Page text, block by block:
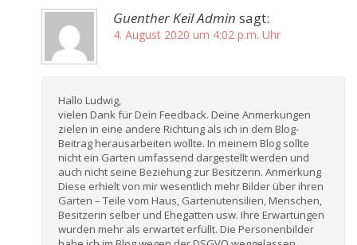
Guenther Keil Admin sagt:
4. August 2020 um 4:02 p.m. Uhr
Hallo Ludwig,
vielen Dank für Dein Feedback. Deine Anmerkungen
zielen in eine andere Richtung als ich in dem Blog-
Beitrag herausarbeiten wollte. In meinem Blog sollte
nicht ein Garten umfassend dargestellt werden und
auch nicht seine Beziehung zur Besitzerin. Anmerkung
Diese erhielt von mir wesentlich mehr Bilder über ihren
Garten – Teile vom Haus, Gartenutensilien, Menschen,
Besitzerin selber und Ehegatten usw. Ihre Erwartungen
wurden mehr als erwartet erfüllt. Die Personenbilder